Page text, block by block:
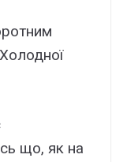
що, як на